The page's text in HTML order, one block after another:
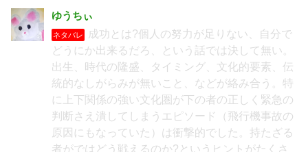
ゆうちぃ
ネタバレ
成功とは?個人の努力が足りない、自分で
どうにか出来るだろ、という話では決して無い。
出生、時代の隆盛、タイミング、文化的要素、伝
統的なしがらみが無いこと、などが絡み合う。特
に上下関係の強い文化圏が下の者の正しく緊急の
判断さえ潰してしまうエピソード（飛行機事故の
原因にもなっていた）は衝撃的でした。持たざる
者がではどう戦えるのか?というヒントがたくさ